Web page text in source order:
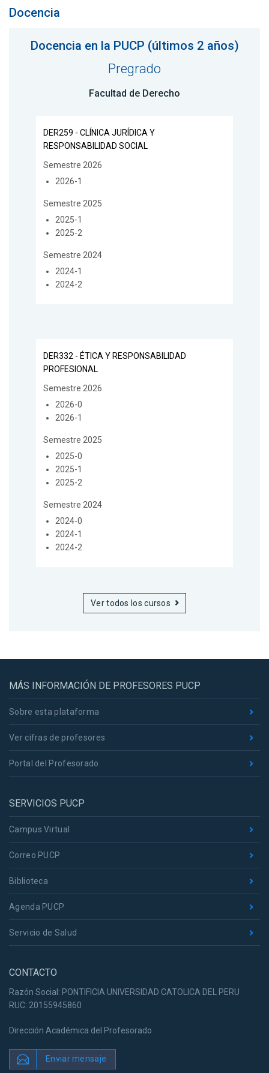
Docencia
Docencia en la PUCP (últimos 2 años)
Pregrado
Facultad de Derecho
DER259 - CLÍNICA JURÍDICA Y
RESPONSABILIDAD SOCIAL
Semestre 2026
2026-1
Semestre 2025
2025-1
2025-2
Semestre 2024
2024-1
2024-2
DER332 - ÉTICA Y RESPONSABILIDAD
PROFESIONAL
Semestre 2026
2026-0
2026-1
Semestre 2025
2025-0
2025-1
2025-2
Semestre 2024
2024-0
2024-1
2024-2
Ver todos los cursos
MÁS INFORMACIÓN DE PROFESORES PUCP
Sobre esta plataforma
Ver cifras de profesores
Portal del Profesorado
SERVICIOS PUCP
Campus Virtual
Correo PUCP
Biblioteca
Agenda PUCP
Servicio de Salud
CONTACTO
Razón Social: PONTIFICIA UNIVERSIDAD CATOLICA DEL PERU
RUC: 20155945860
Dirección Académica del Profesorado
Enviar mensaje